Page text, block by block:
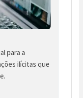
para a
ilícitas que